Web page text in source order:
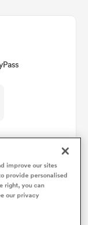
improve our sites
provide personalised
right, you can
our privacy